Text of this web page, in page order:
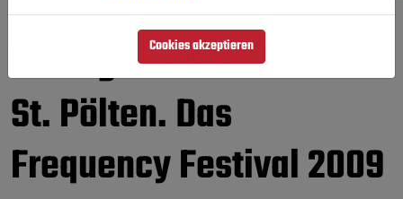
Startseite Magazin
Gelungene Premiere in
St. Pölten. Das
Frequency Festival 2009
Cookies akzeptieren